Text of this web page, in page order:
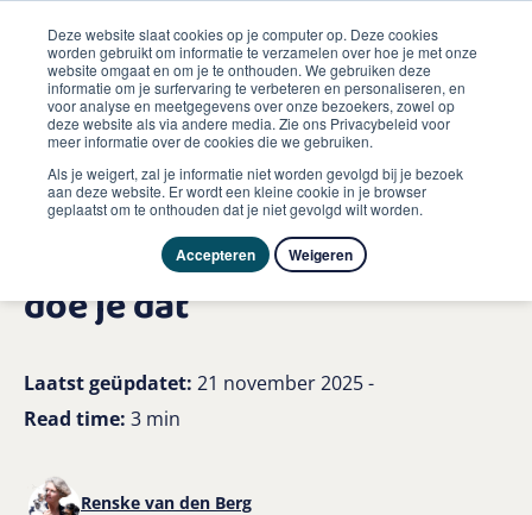
Deze website slaat cookies op je computer op. Deze cookies
worden gebruikt om informatie te verzamelen over hoe je met onze
website omgaat en om je te onthouden. We gebruiken deze
informatie om je surfervaring te verbeteren en personaliseren, en
voor analyse en meetgegevens over onze bezoekers, zowel op
deze website als via andere media. Zie ons Privacybeleid voor
meer informatie over de cookies die we gebruiken.
Als je weigert, zal je informatie niet worden gevolgd bij je bezoek
aan deze website. Er wordt een kleine cookie in je browser
geplaatst om te onthouden dat je niet gevolgd wilt worden.
Accepteren Weigeren
Hond
Eliminatiedieet voor honden met een voedselallergie zo
Eliminatiedieet voor honden
met een voedselallergie: zo
doe je dat
Laatst geüpdatet: 21 november 2025 -
Read time: 3 min
Renske van den Berg